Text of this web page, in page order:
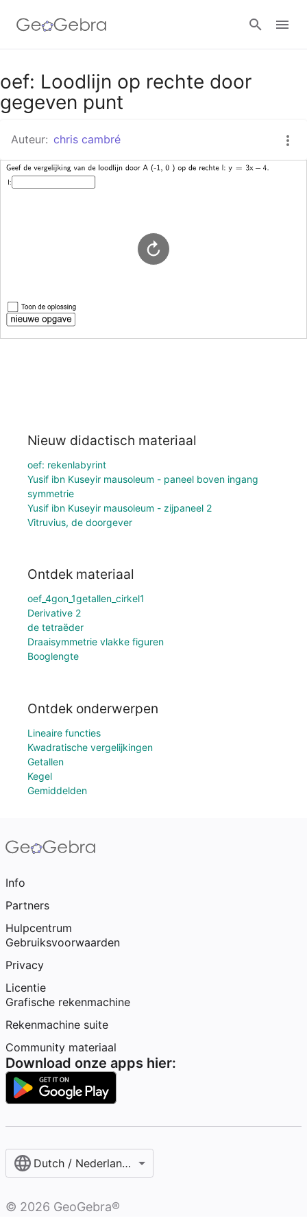
Google Classroom
Aanmelden
oef: Loodlijn op rechte door
gegeven punt
Auteur: chris cambré
Nieuw didactisch materiaal
oef: rekenlabyrint
Yusif ibn Kuseyir mausoleum - paneel boven ingang
symmetrie
Yusif ibn Kuseyir mausoleum - zijpaneel 2
Vitruvius, de doorgever
Ontdek materiaal
oef_4gon_1getallen_cirkel1
Derivative 2
de tetraëder
Draaisymmetrie vlakke figuren
Booglengte
Ontdek onderwerpen
Lineaire functies
Kwadratische vergelijkingen
Getallen
Kegel
Gemiddelden
Info
Partners
Hulpcentrum
Gebruiksvoorwaarden
Privacy
Licentie
Grafische rekenmachine
Rekenmachine suite
Community materiaal
Download onze apps hier:
Dutch / Nederlands‎ (België)‎
© 2026 GeoGebra®